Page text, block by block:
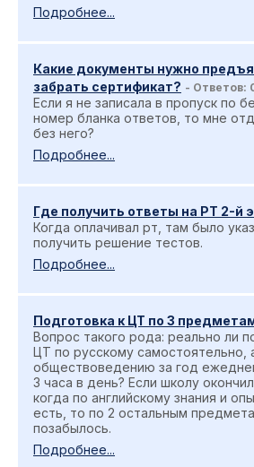
Подробнее...
Какие документы нужно
забрать сертификат? - Ответов:
Если я не записала в пропуск по
номер бланка ответов, то мне
без него?
Подробнее...
Где получить ответы на РТ 2-й
Когда оплачивал рт, там было
получить решение тестов.
Подробнее...
Подготовка к ЦТ по 3
Вопрос такого рода: реально ли
ЦТ по русскому самостоятельно,
обществоведению за год
3 часа в день? Если школу
когда по английскому знания и
есть, то по 2 остальным
позабылось.
Подробнее...